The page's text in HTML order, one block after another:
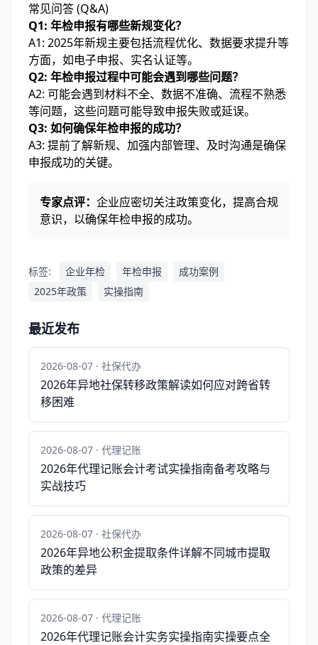
常见问答 (Q&A)
Q1: 年检申报有哪些新规变化？
A1: 2025年新规主要包括流程优化、数据要求提升等
方面，如电子申报、实名认证等。
Q2: 年检申报过程中可能会遇到哪些问题？
A2: 可能会遇到材料不全、数据不准确、流程不熟悉
等问题，这些问题可能导致申报失败或延误。
Q3: 如何确保年检申报的成功？
A3: 提前了解新规、加强内部管理、及时沟通是确保
申报成功的关键。
专家点评： 企业应密切关注政策变化，提高合规
意识，以确保年检申报的成功。
标签: 企业年检 年检申报
成功案例
2025年政策
实操指南
最近发布
2026-08-07 · 社保代办
2026年异地社保转移政策解读如何应对跨省转
移困难
2026-08-07 · 代理记账
2026年代理记账会计考试实操指南备考攻略与
实战技巧
2026-08-07 · 社保代办
2026年异地公积金提取条件详解不同城市提取
政策的差异
2026-08-07 · 代理记账
2026年代理记账会计实务实操指南实操要点全